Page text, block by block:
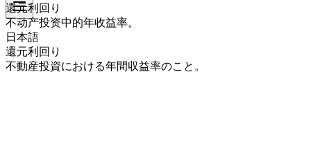
還元利回り
不动产投资中的年收益率。
日本語
還元利回り
不動産投資における年間収益率のこと。